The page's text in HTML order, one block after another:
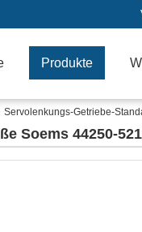
Produkte
Servolenkungs-Getriebe-
Soems 44250-